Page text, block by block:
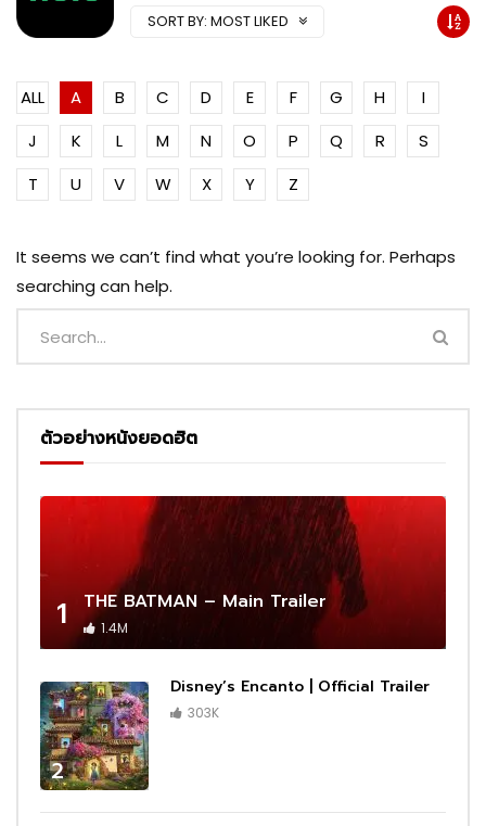
SORT BY: MOST LIKED
ALL A B C D E F G H
I
J
K L M N O P Q R
S
T
U V W X Y Z
It seems we can’t find what you’re looking for. Perhaps
searching can help.
ตัวอย่างหนังยอดฮิต
1 THE BATMAN – Main Trailer
1.4M
2
Disney’s Encanto | Official Trailer
303K